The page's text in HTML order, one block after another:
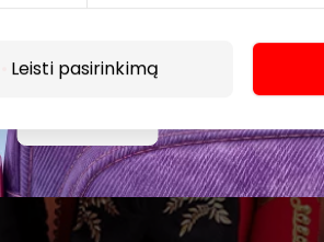
Leisti pasirinkimą
Dėl to AKROPOLIS GROUP,
pašto duomenis tvarkys naujienlaiškių
Sutikimą galėsi bet kuriuo metu